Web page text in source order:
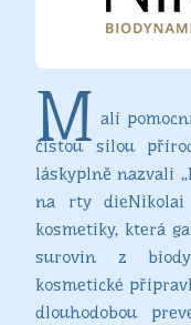
M alí
čistou silou
láskyplně nazvali
na rty dieNikolai
kosmetiky, která
surovin z
kosmetické
dlouhodobou
rty
a
celé
Pleťová
séra
Pleťové
krémy
gely